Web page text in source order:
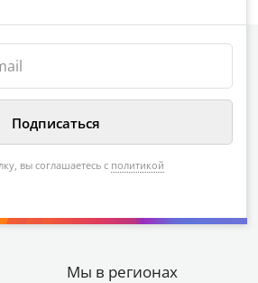
вы соглашаетесь с политикой
Мы в регионах